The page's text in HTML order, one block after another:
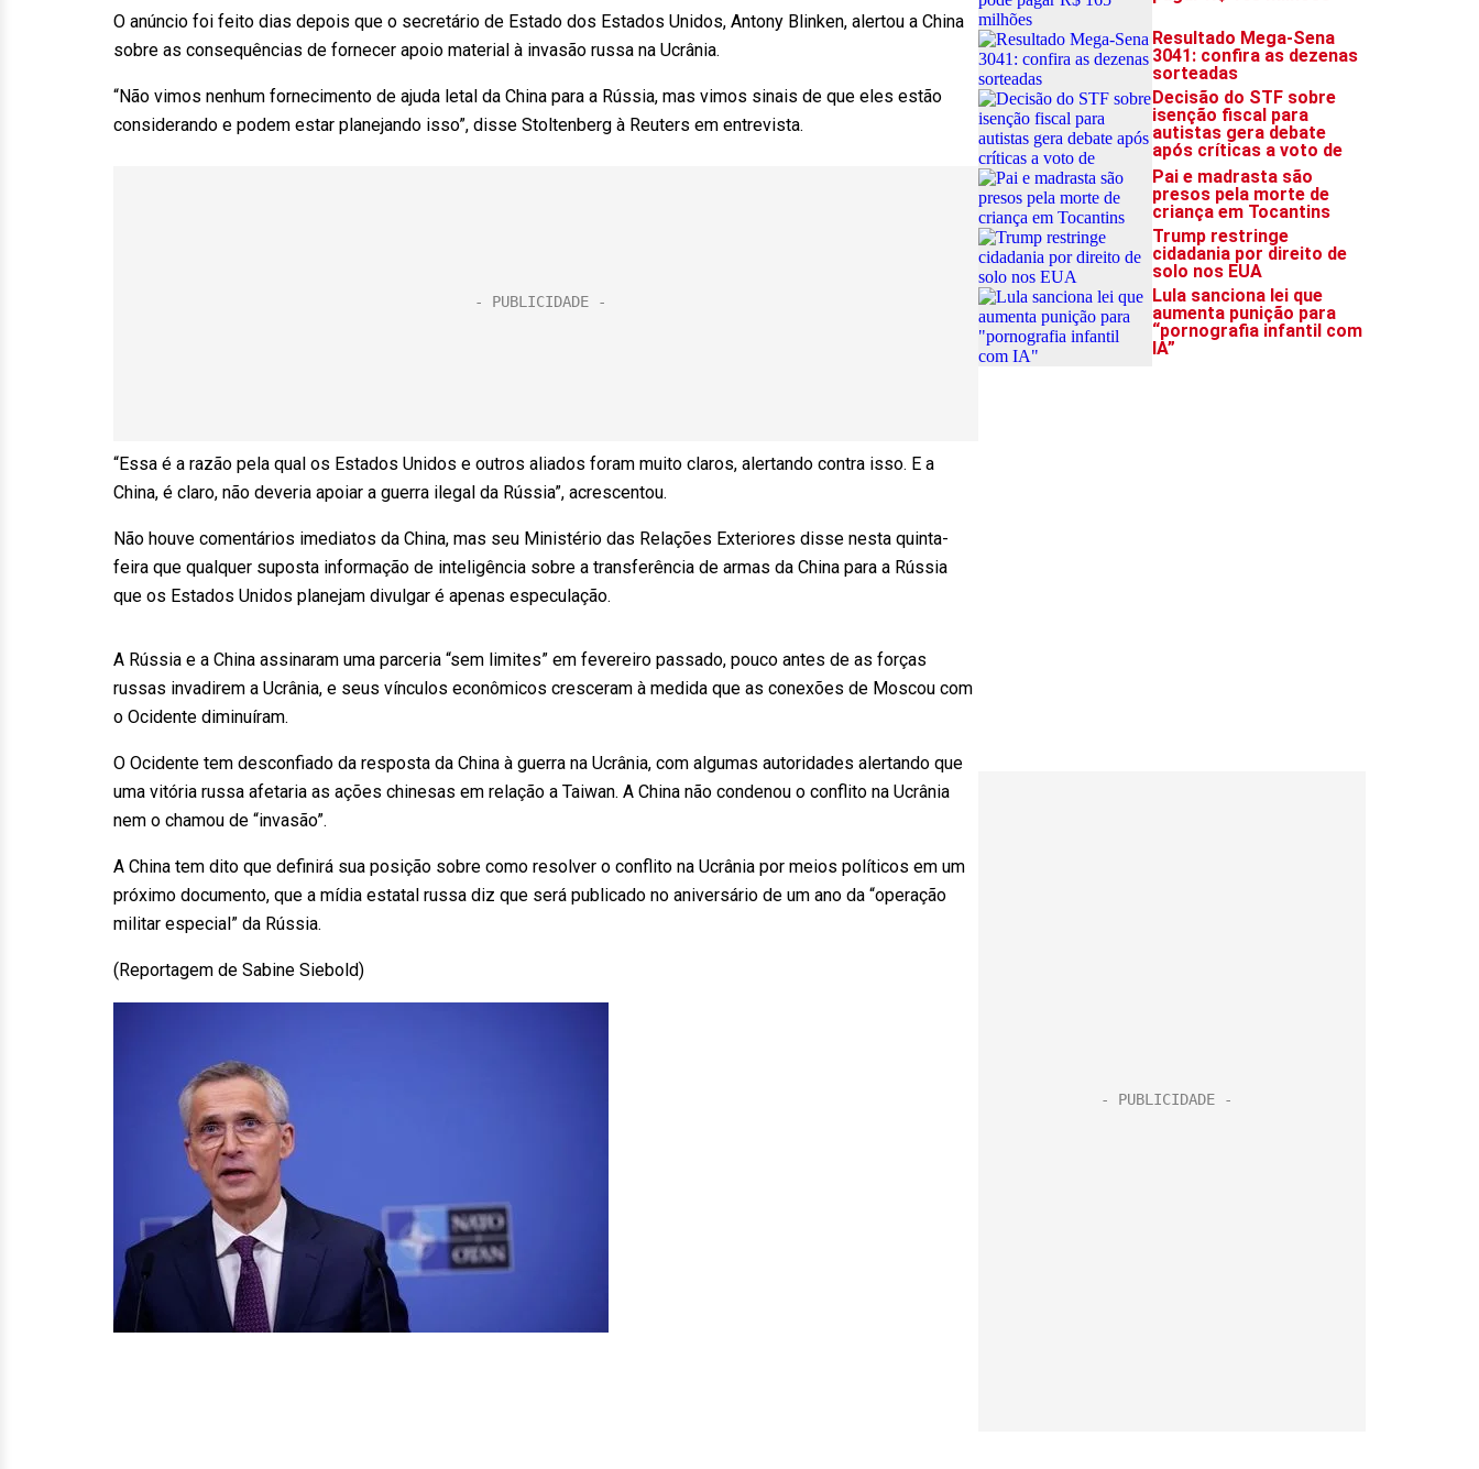
O anúncio foi feito dias depois que o secretário de Estado dos Estados Unidos, Antony Blinken, alertou a China
sobre as consequências de fornecer apoio material à invasão russa na Ucrânia.
“Não vimos nenhum fornecimento de ajuda letal da China para a Rússia, mas vimos sinais de que eles estão
considerando e podem estar planejando isso”, disse Stoltenberg à Reuters em entrevista.
“Essa é a razão pela qual os Estados Unidos e outros aliados foram muito claros, alertando contra isso. E a
China, é claro, não deveria apoiar a guerra ilegal da Rússia”, acrescentou.
Não houve comentários imediatos da China, mas seu Ministério das Relações Exteriores disse nesta quinta-
feira que qualquer suposta informação de inteligência sobre a transferência de armas da China para a Rússia
que os Estados Unidos planejam divulgar é apenas especulação.
A Rússia e a China assinaram uma parceria “sem limites” em fevereiro passado, pouco antes de as forças
russas invadirem a Ucrânia, e seus vínculos econômicos cresceram à medida que as conexões de Moscou com
o Ocidente diminuíram.
O Ocidente tem desconfiado da resposta da China à guerra na Ucrânia, com algumas autoridades alertando que
uma vitória russa afetaria as ações chinesas em relação a Taiwan. A China não condenou o conflito na Ucrânia
nem o chamou de “invasão”.
A China tem dito que definirá sua posição sobre como resolver o conflito na Ucrânia por meios políticos em um
próximo documento, que a mídia estatal russa diz que será publicado no aniversário de um ano da “operação
militar especial” da Rússia.
(Reportagem de Sabine Siebold)